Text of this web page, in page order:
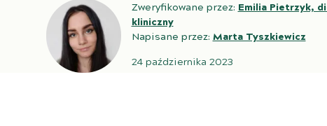
Zweryfikowane przez:Emilia Pietrzyk,
kliniczny
Napisane przez:Marta Tyszkiewicz
24 października 2023